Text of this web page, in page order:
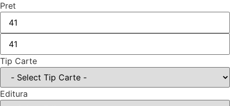
Pret
Tip Carte
Editura